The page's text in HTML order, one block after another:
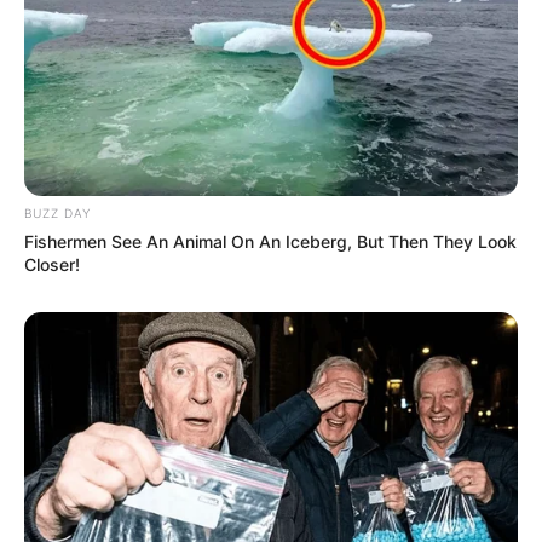
Chances d’être dans les cinq premiers: Élevées.
Résumé des conseils et de l’Analyse base
Quinté:
Pour leCritérium des 5 Ans, le trotteurJushua Tree (16)se
présente comme le grand favori et semble avoir toutes les
cartes en main pour s’imposer ou, à tout le moins, figurer
Midi (4), bien que moins régulier, pourrait surprendre en
fonction de sa forme du jour. Quant à
Just Love You (15)
la meilleure jument de la course, son déchaussage total
laisse penser qu’elle pourrait réaliser une grande
performance et décrocher une place dans le quinté,
malgré quelques doutes sur sa forme actuelle.
Ainsi, pour les amateurs de paris, Jushua Tree est un choix
BUZZ DAY
Fishermen See An Animal On An Iceberg, But Then They Look
Closer!